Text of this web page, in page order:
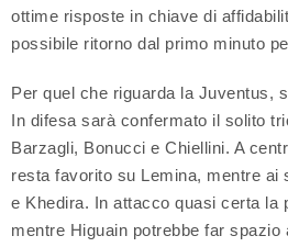
ottime risposte in chiave di
possibile ritorno dal primo minuto
Per quel che riguarda la Juventus,
In difesa sarà confermato il solito
Barzagli, Bonucci e Chiellini. A
resta favorito su Lemina, mentre ai
e Khedira. In attacco quasi certa la
mentre Higuain potrebbe far spazio